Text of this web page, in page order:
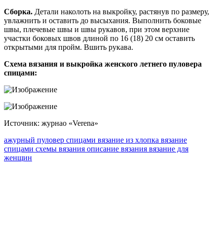
Сборка. Детали наколоть на выкройку, растянув по размеру,
увлажнить и оставить до высыхания. Выполнить боковые
швы, плечевые швы и швы рукавов, при этом верхние
участки боковых швов длиной по 16 (18) 20 см оставить
открытыми для пройм. Вшить рукава.
Схема вязания и выкройка женского летнего пуловера
спицами:
Источник: журнао «Verena»
ажурный пуловер спицами вязание из хлопка вязание
спицами схемы вязания описание вязания вязание для
женщин